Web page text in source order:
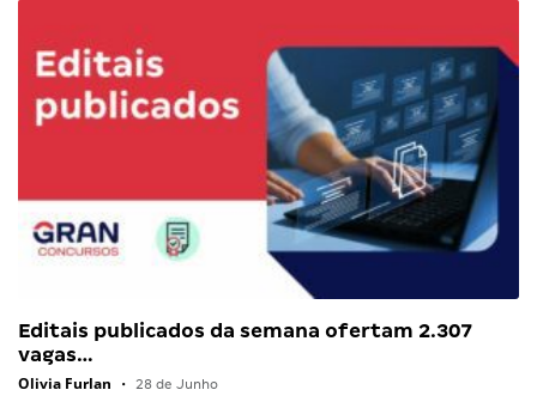
Editais publicados da semana ofertam 2.307
vagas…
Olivia Furlan • 28 de Junho